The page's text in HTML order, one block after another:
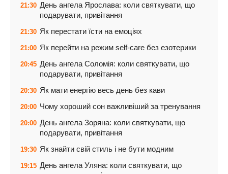
21:30 День ангела Ярослава: коли святкувати, що
подарувати, привітання
21:30 Як перестати їсти на емоціях
21:00 Як перейти на режим self-care без езотерики
20:45 День ангела Соломія: коли святкувати, що
подарувати, привітання
20:30 Як мати енергію весь день без кави
20:00 Чому хороший сон важливіший за тренування
20:00 День ангела Зоряна: коли святкувати, що
подарувати, привітання
19:30 Як знайти свій стиль і не бути модним
19:15 День ангела Уляна: коли святкувати, що